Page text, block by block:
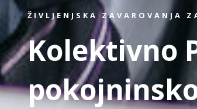
ŽIVLJENJSKA ZAVAROVANJA
Kolektivno